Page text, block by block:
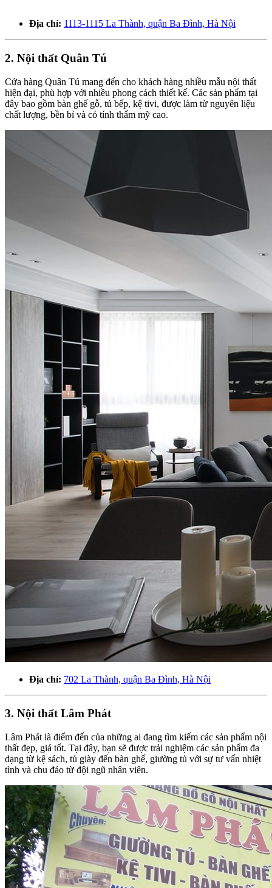
Địa chỉ: 1113-1115 La Thành, quận Ba Đình, Hà Nội
2. Nội thất Quân Tú
Cửa hàng Quân Tú mang đến cho khách hàng nhiều mẫu nội thất
hiện đại, phù hợp với nhiều phong cách thiết kế. Các sản phẩm tại
đây bao gồm bàn ghế gỗ, tủ bếp, kệ tivi, được làm từ nguyên liệu
chất lượng, bền bỉ và có tính thẩm mỹ cao.
Địa chỉ: 702 La Thành, quận Ba Đình, Hà Nội
3. Nội thất Lâm Phát
Lâm Phát là điểm đến của những ai đang tìm kiếm các sản phẩm nội
thất đẹp, giá tốt. Tại đây, bạn sẽ được trải nghiệm các sản phẩm đa
dạng từ kệ sách, tủ giày đến bàn ghế, giường tủ với sự tư vấn nhiệt
tình và chu đáo từ đội ngũ nhân viên.